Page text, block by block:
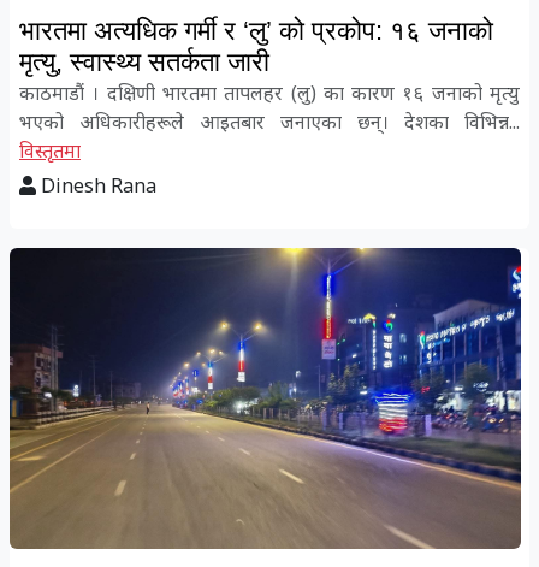
भारतमा अत्यधिक गर्मी र ‘लु’ को प्रकोप: १६ जनाको
मृत्यु, स्वास्थ्य सतर्कता जारी
काठमाडौं । दक्षिणी भारतमा तापलहर (लु) का कारण १६ जनाको मृत्यु
भएको अधिकारीहरूले आइतबार जनाएका छन्। देशका विभिन्न...
विस्तृतमा
Dinesh Rana